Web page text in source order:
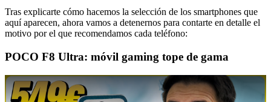
Tras explicarte cómo hacemos la selección de los smartphones que
aquí aparecen, ahora vamos a detenernos para contarte en detalle el
motivo por el que recomendamos cada teléfono:
POCO F8 Ultra: móvil gaming tope de gama